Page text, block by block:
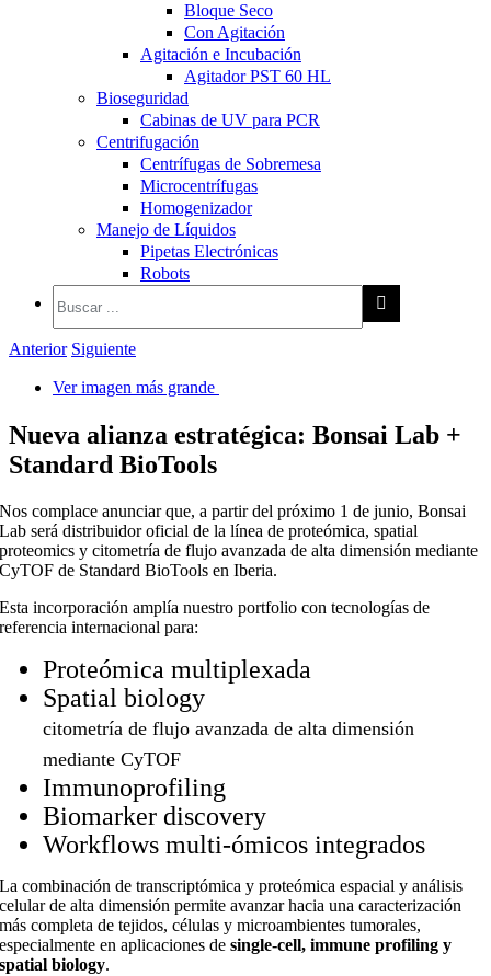
Bloque Seco
Con Agitación
Agitación e Incubación
Agitador PST 60 HL
Bioseguridad
Cabinas de UV para PCR
Centrifugación
Centrífugas de Sobremesa
Microcentrífugas
Homogenizador
Manejo de Líquidos
Pipetas Electrónicas
Robots
Anterior Siguiente
Ver imagen más grande
Nueva alianza estratégica: Bonsai Lab +
Standard BioTools
Nos complace anunciar que, a partir del próximo 1 de junio, Bonsai
Lab será distribuidor oficial de la línea de proteómica, spatial
proteomics y citometría de flujo avanzada de alta dimensión mediante
CyTOF de Standard BioTools en Iberia.
Esta incorporación amplía nuestro portfolio con tecnologías de
referencia internacional para:
Proteómica multiplexada
Spatial biology
citometría de flujo avanzada de alta dimensión
mediante CyTOF
Immunoprofiling
Biomarker discovery
Workflows multi-ómicos integrados
La combinación de transcriptómica y proteómica espacial y análisis
celular de alta dimensión permite avanzar hacia una caracterización
más completa de tejidos, células y microambientes tumorales,
especialmente en aplicaciones desingle-cell, immune profiling y
spatial biology.